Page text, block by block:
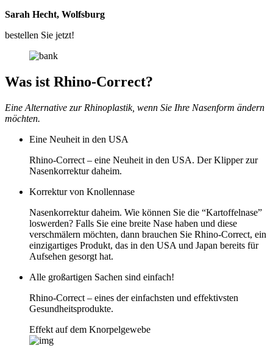
Sarah Hecht, Wolfsburg
bestellen Sie jetzt!
Was ist Rhino-Correct?
Eine Alternative zur Rhinoplastik, wenn Sie Ihre Nasenform ändern
möchten.
Eine Neuheit in den USA
Rhino-Correct – eine Neuheit in den USA. Der Klipper zur
Nasenkorrektur daheim.
Korrektur von Knollennase
Nasenkorrektur daheim. Wie können Sie die “Kartoffelnase”
loswerden? Falls Sie eine breite Nase haben und diese
verschmälern möchten, dann brauchen Sie Rhino-Correct, ein
einzigartiges Produkt, das in den USA und Japan bereits für
Aufsehen gesorgt hat.
Alle großartigen Sachen sind einfach!
Rhino-Correct – eines der einfachsten und effektivsten
Gesundheitsprodukte.
Effekt auf dem Knorpelgewebe